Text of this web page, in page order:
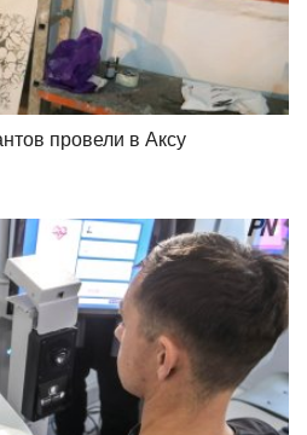
провели в Аксу